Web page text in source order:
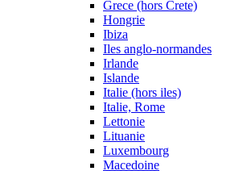
Grece (hors Crete)
Hongrie
Ibiza
Iles anglo-normandes
Irlande
Islande
Italie (hors iles)
Italie, Rome
Lettonie
Lituanie
Luxembourg
Macedoine